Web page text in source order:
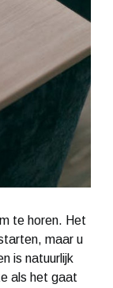
te horen. Het
maar u
is natuurlijk
als het gaat